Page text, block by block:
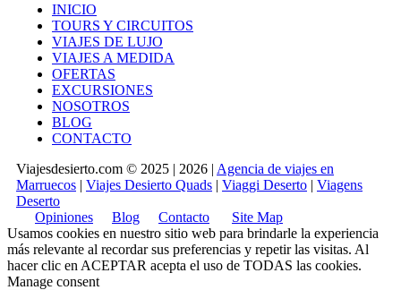
INICIO
TOURS Y CIRCUITOS
VIAJES DE LUJO
VIAJES A MEDIDA
OFERTAS
EXCURSIONES
NOSOTROS
BLOG
CONTACTO
Viajesdesierto.com © 2025 | 2026 | Agencia de viajes en
Marruecos | Viajes Desierto Quads | Viaggi Deserto | Viagens
Deserto
Opiniones
Blog Contacto
Site Map
Usamos cookies en nuestro sitio web para brindarle la experiencia
más relevante al recordar sus preferencias y repetir las visitas. Al
hacer clic en ACEPTAR acepta el uso de TODAS las cookies.
Manage consent